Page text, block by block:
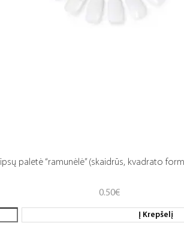
Tipsų paletė “ramunėlė” (skaidrūs, kvadrato
0.50€
Į Krepšelį